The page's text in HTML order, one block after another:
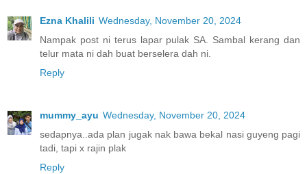
Ezna Khalili Wednesday, November 20, 2024
Nampak post ni terus lapar pulak SA. Sambal kerang dan
telur mata ni dah buat berselera dah ni.
Reply
mummy_ayu Wednesday, November 20, 2024
sedapnya..ada plan jugak nak bawa bekal nasi guyeng pagi
tadi, tapi x rajin plak
Reply